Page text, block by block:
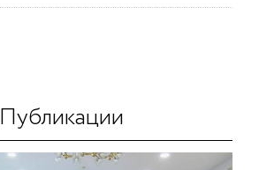
Публикации